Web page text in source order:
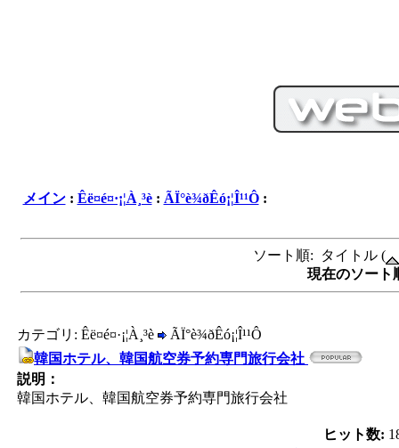
メイン: Êë¤é¤·¡¦À¸³è: ÃÏ°è¾ðÊó¡¦Î¹¹Ô:
ソート順: タイトル (
現在のソート
カテゴリ: Êë¤é¤·¡¦À¸³è
ÃÏ°è¾ðÊó¡¦Î¹¹Ô
韓国ホテル、韓国航空券予約専門旅行会社
説明：
韓国ホテル、韓国航空券予約専門旅行会社
ヒット数: